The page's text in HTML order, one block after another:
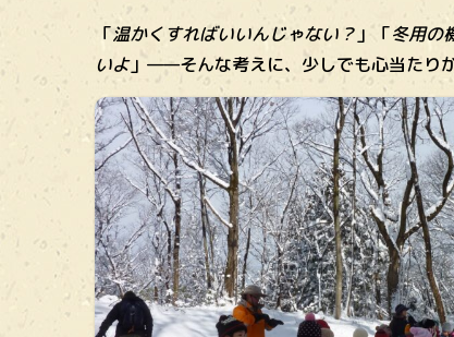
「温かくすればいいんじゃない？ 」「冬用の
いよ」——そんな考えに、少しでも心当たり